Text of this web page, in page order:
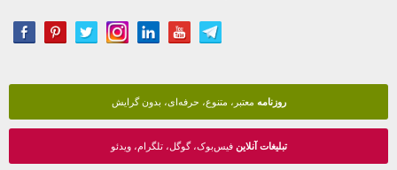
روزنامه معتبر، متنوع، حرفه‌ای، بدون گرایش
تبلیغات آنلاینفیس‌بوک، گوگل، تلگرام، ویدئو